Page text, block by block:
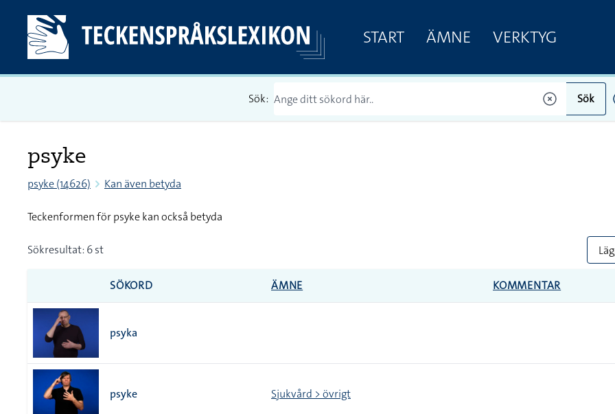
START ÄMNE VERKTYG
Sök: Sök
psyke
psyke (14626) Kan även betyda
Teckenformen för psyke kan också betyda
Sökresultat: 6 st
SÖKORD ÄMNE KOMMENTAR
psyka
psyke Sjukvård > övrigt